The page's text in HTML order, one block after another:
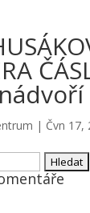
| Čvn 17,